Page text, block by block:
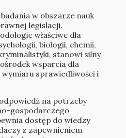
w obszarze nauk
legislacji.
właściwe dla
biologii, chemii,
stanowi silny
wsparcia dla
sprawiedliwości i
na potrzeby
gospodarczego
dostęp do wiedzy
z zapewnieniem